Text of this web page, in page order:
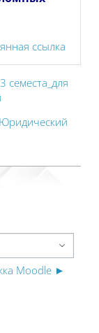
ссылка
Moodle ►